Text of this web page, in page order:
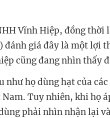
Vĩnh Hiệp, đồng thời
đánh giá đây là một lợi
cũng đang nhìn thấy
họ dùng hạt của
Tuy nhiên, khi họ
phải nhìn nhận lại